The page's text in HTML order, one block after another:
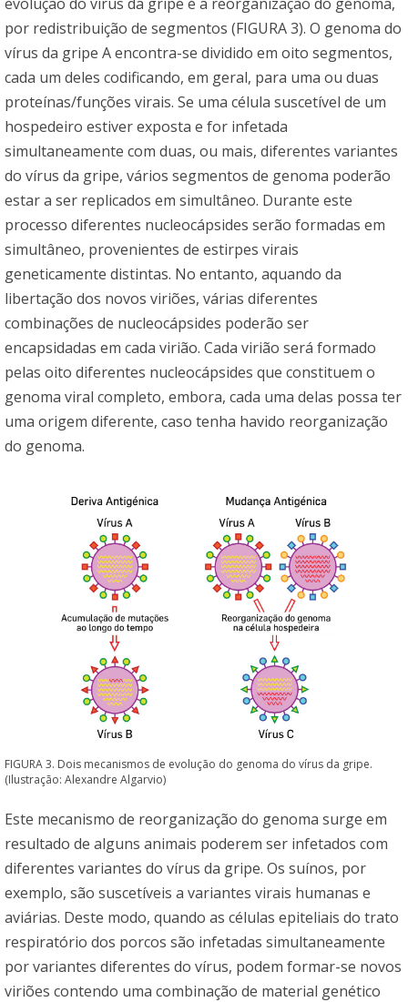
por redistribuição de segmentos (FIGURA 3). O genoma do
vírus da gripe A encontra-se dividido em oito segmentos,
cada um deles codificando, em geral, para uma ou duas
proteínas/funções virais. Se uma célula suscetível de um
hospedeiro estiver exposta e for infetada
simultaneamente com duas, ou mais, diferentes variantes
do vírus da gripe, vários segmentos de genoma poderão
estar a ser replicados em simultâneo. Durante este
processo diferentes nucleocápsides serão formadas em
simultâneo, provenientes de estirpes virais
geneticamente distintas. No entanto, aquando da
libertação dos novos viriões, várias diferentes
combinações de nucleocápsides poderão ser
encapsidadas em cada virião. Cada virião será formado
pelas oito diferentes nucleocápsides que constituem o
genoma viral completo, embora, cada uma delas possa ter
uma origem diferente, caso tenha havido reorganização
do genoma.
FIGURA 3. Dois mecanismos de evolução do genoma do vírus da gripe.
(Ilustração: Alexandre Algarvio)
Este mecanismo de reorganização do genoma surge em
resultado de alguns animais poderem ser infetados com
diferentes variantes do vírus da gripe. Os suínos, por
exemplo, são suscetíveis a variantes virais humanas e
aviárias. Deste modo, quando as células epiteliais do trato
respiratório dos porcos são infetadas simultaneamente
por variantes diferentes do vírus, podem formar-se novos
viriões contendo uma combinação de material genético